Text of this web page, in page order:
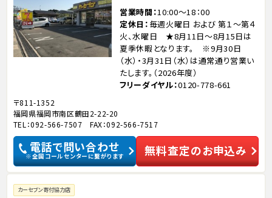
営業時間 10:00～18：00
定休日
毎週火曜日 および 第１～第４
火、水曜日 ★8月11日～8月15日は
夏季休暇となります。 ※9月30日
（水）・3月31日（水）は通常通り営業い
たします。（2026年度）
フリーダイヤル 0120-778-661
〒811-1352
福岡県福岡市南区鶴田2-22-20
TEL：092-566-7507 FAX：092-566-7517
電話で問い合わせ
※全国コールセンターに繋がります 無料査定のお申込み
カーセブン寄付協力店